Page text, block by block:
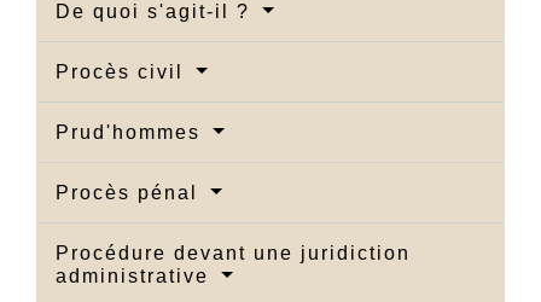
De quoi s'agit-il ?
Procès civil
Prud'hommes
Procès pénal
Procédure devant une juridiction
administrative